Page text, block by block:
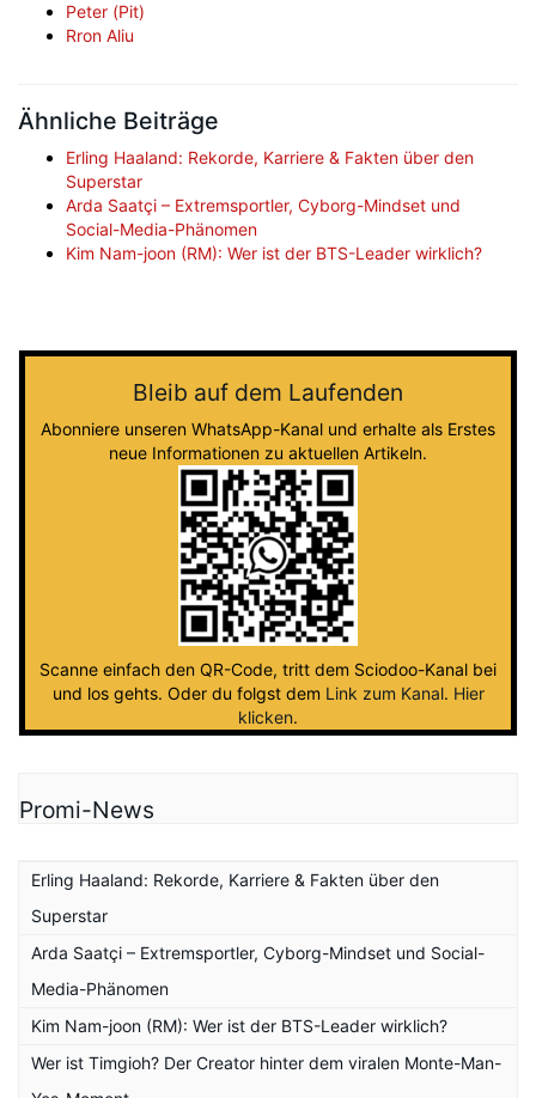
Peter (Pit)
Rron Aliu
Ähnliche Beiträge
Erling Haaland: Rekorde, Karriere & Fakten über den
Superstar
Arda Saatçi – Extremsportler, Cyborg-Mindset und
Social-Media-Phänomen
Kim Nam-joon (RM): Wer ist der BTS-Leader wirklich?
Bleib auf dem Laufenden
Abonniere unseren WhatsApp-Kanal und erhalte als Erstes
neue Informationen zu aktuellen Artikeln.
Scanne einfach den QR-Code, tritt dem Sciodoo-Kanal bei
und los gehts. Oder du folgst dem Link zum Kanal. Hier
klicken.
Promi-News
Erling Haaland: Rekorde, Karriere & Fakten über den
Superstar
Arda Saatçi – Extremsportler, Cyborg-Mindset und Social-
Media-Phänomen
Kim Nam-joon (RM): Wer ist der BTS-Leader wirklich?
Wer ist Timgioh? Der Creator hinter dem viralen Monte-Man-